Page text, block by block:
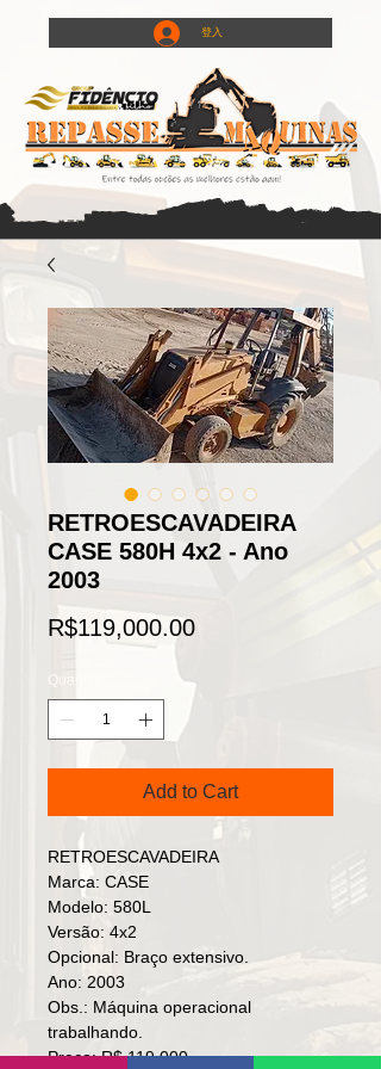
登入
RETROESCAVADEIRA
CASE 580H 4x2 - Ano
2003
R$119,000.00Price
Quantity
Add to Cart
RETROESCAVADEIRA
Marca: CASE
Modelo: 580L
Versão: 4x2
Opcional: Braço extensivo.
Ano: 2003
Obs.: Máquina operacional
trabalhando.
Preço: R$ 119,000